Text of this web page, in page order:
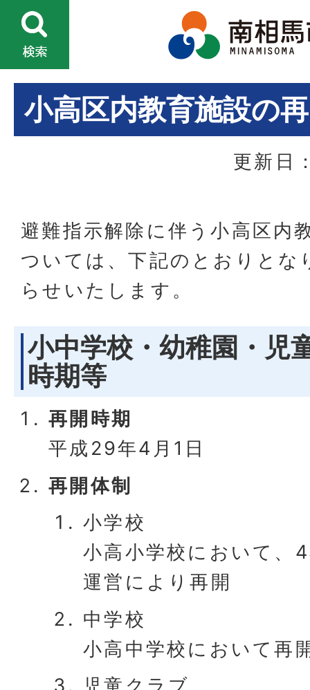
小高区内教育施設の
更新日
避難指示解除に伴う小高区内
ついては、下記のとおりとな
らせいたします。
小中学校・幼稚園・児
時期等
再開時期
平成29年4月1日
再開体制
小学校
小高小学校において、
運営により再開
中学校
小高中学校において再